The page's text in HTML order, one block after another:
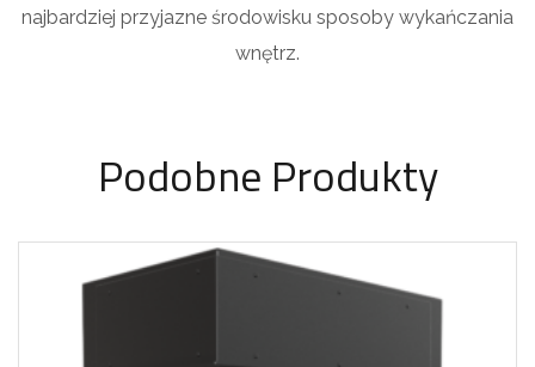
najbardziej przyjazne środowisku sposoby wykańczania
wnętrz.
Podobne Produkty